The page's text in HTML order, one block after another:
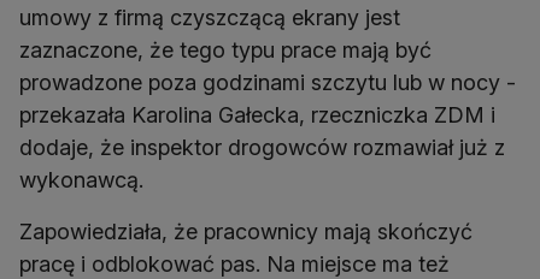
umowy z firmą czyszczącą ekrany jest
zaznaczone, że tego typu prace mają być
prowadzone poza godzinami szczytu lub w nocy -
przekazała Karolina Gałecka, rzeczniczka ZDM i
dodaje, że inspektor drogowców rozmawiał już z
wykonawcą.
Zapowiedziała, że pracownicy mają skończyć
pracę i odblokować pas. Na miejsce ma też